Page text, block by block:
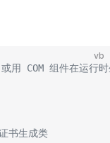
vb
用 COM 组件在运行
书生成类